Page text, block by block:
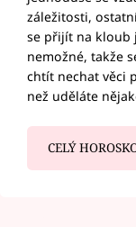
záležitosti,
se přijít na kloub
nemožné, takže
chtít nechat věci
než uděláte
CELÝ